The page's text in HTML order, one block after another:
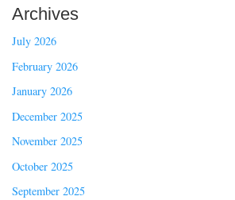
Archives
July 2026
February 2026
January 2026
December 2025
November 2025
October 2025
September 2025